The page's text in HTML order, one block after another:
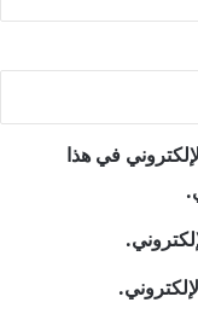
في هذا